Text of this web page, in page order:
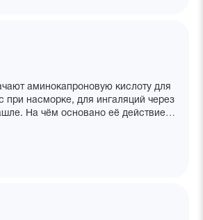
аминокапроновую кислоту для
при насморке, для ингаляций через
На чём основано её действие